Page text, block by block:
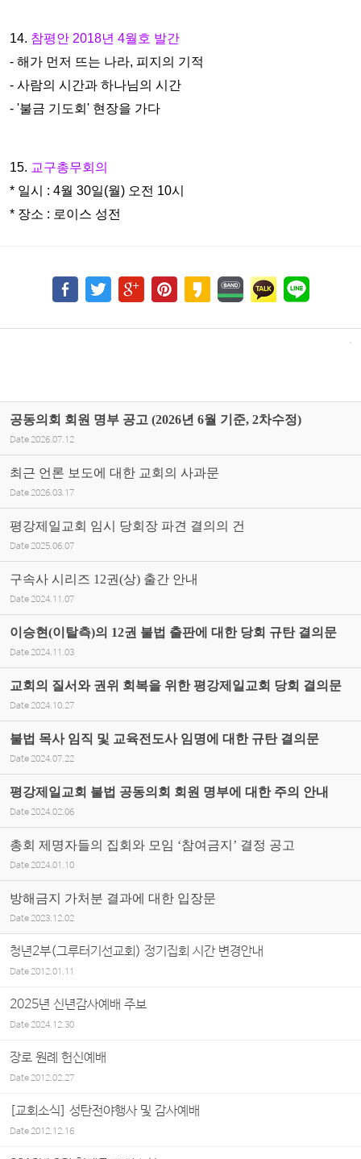
14. 참평안 2018년 4월호 발간
- 해가 먼저 뜨는 나라, 피지의 기적
- 사람의 시간과 하나님의 시간
- '불금 기도회' 현장을 가다
15. 교구총무회의
* 일시 : 4월 30일(월) 오전 10시
* 장소 : 로이스 성전
공동의회 회원 명부 공고 (2026년 6월 기준, 2차수정)
Date 2026.07.12
최근 언론 보도에 대한 교회의 사과문
Date 2026.03.17
평강제일교회 임시 당회장 파견 결의의 건
Date 2025.06.07
구속사 시리즈 12권(상) 출간 안내
Date 2024.11.07
이승현(이탈측)의 12권 불법 출판에 대한 당회 규탄 결의문
Date 2024.11.03
교회의 질서와 권위 회복을 위한 평강제일교회 당회 결의문
Date 2024.10.27
불법 목사 임직 및 교육전도사 임명에 대한 규탄 결의문
Date 2024.07.22
평강제일교회 불법 공동의회 회원 명부에 대한 주의 안내
Date 2024.02.06
총회 제명자들의 집회와 모임 ‘참여금지’ 결정 공고
Date 2024.01.10
방해금지 가처분 결과에 대한 입장문
Date 2023.12.02
청년2부(그루터기선교회) 정기집회 시간 변경안내
Date2012.01.11
2025년 신년감사예배 주보
Date2024.12.30
장로 원례 헌신예배
Date2012.02.27
[교회소식] 성탄전야행사 및 감사예배
Date2012.12.16